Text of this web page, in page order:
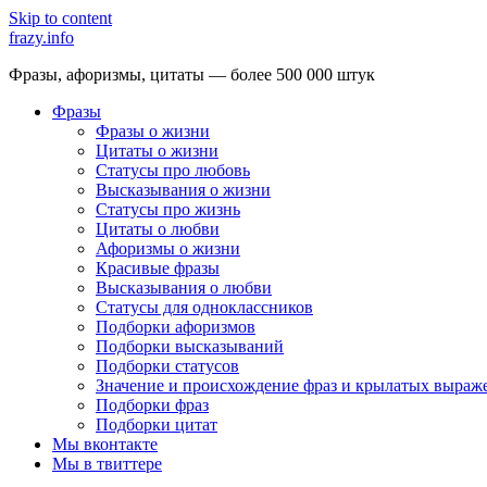
Skip to content
frazy.info
Фразы, афоризмы, цитаты — более 500 000 штук
Фразы
Фразы о жизни
Цитаты о жизни
Статусы про любовь
Высказывания о жизни
Статусы про жизнь
Цитаты о любви
Афоризмы о жизни
Красивые фразы
Высказывания о любви
Статусы для одноклассников
Подборки афоризмов
Подборки высказываний
Подборки статусов
Значение и происхождение фраз и крылатых
Подборки фраз
Подборки цитат
Мы вконтакте
Мы в твиттере